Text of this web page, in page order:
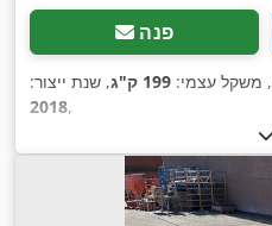
פנה
, משקל עצמי: 199 ק"ג
, שנת ייצור:
2018,